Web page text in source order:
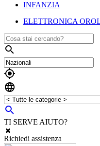
INFANZIA
ELETTRONICA




TI SERVE AIUTO?
Richiedi assistenza